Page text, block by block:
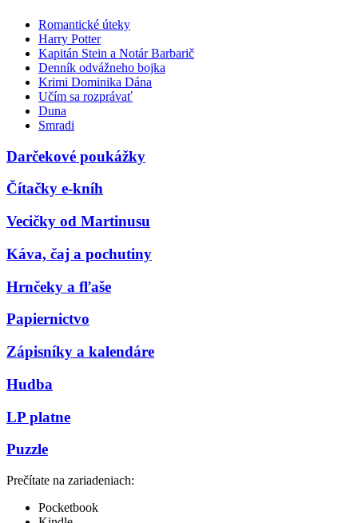
Romantické úteky
Harry Potter
Kapitán Stein a Notár Barbarič
Denník odvážneho bojka
Krimi Dominika Dána
Učím sa rozprávať
Duna
Smradi
Darčekové poukážky
Čítačky e-kníh
Vecičky od Martinusu
Káva, čaj a pochutiny
Hrnčeky a fľaše
Papiernictvo
Zápisníky a kalendáre
Hudba
LP platne
Puzzle
Prečítate na zariadeniach:
Pocketbook